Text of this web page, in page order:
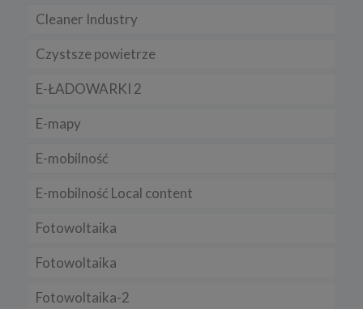
Cleaner Industry
Czystsze powietrze
E-ŁADOWARKI 2
E-mapy
E-mobilność
E-mobilność Local content
Fotowoltaika
Fotowoltaika
Fotowoltaika-2
Pamiętaj, że zmiana ustawienia plików cookies i podobnych
serwisu.
zamieszczenie w serwisie jej nowej wersji.